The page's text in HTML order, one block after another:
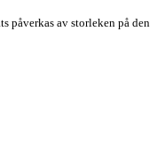
påverkas av storleken på den